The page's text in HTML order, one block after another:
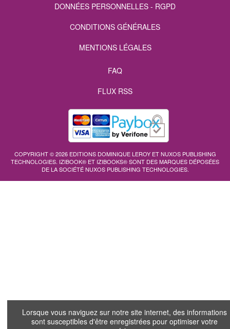
Lorsque vous naviguez sur notre site internet, des informations
sont susceptibles d'être enregistrées pour optimiser votre
DONNÉES PERSONNELLES - RGPD
CONDITIONS GÉNÉRALES
MENTIONS LÉGALES
FAQ
FLUX RSS
COPYRIGHT © 2026 EDITIONS DOMINIQUE LEROY ET NUXOS PUBLISHING
TECHNOLOGIES. IZIBOOK® ET IZIBOOKS®SONT DES MARQUES DÉPOSÉES
DE LA SOCIÉTÉNUXOS PUBLISHING TECHNOLOGIES.